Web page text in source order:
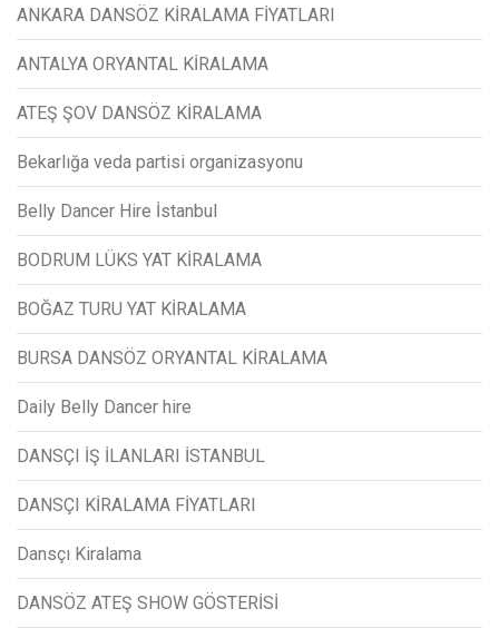
ANKARA DANSÖZ KİRALAMA FİYATLARI
ANTALYA ORYANTAL KİRALAMA
ATEŞ ŞOV DANSÖZ KİRALAMA
Bekarlığa veda partisi organizasyonu
Belly Dancer Hire İstanbul
BODRUM LÜKS YAT KİRALAMA
BOĞAZ TURU YAT KİRALAMA
BURSA DANSÖZ ORYANTAL KİRALAMA
Daily Belly Dancer hire
DANSÇI İŞ İLANLARI İSTANBUL
DANSÇI KİRALAMA FİYATLARI
Dansçı Kiralama
DANSÖZ ATEŞ SHOW GÖSTERİSİ